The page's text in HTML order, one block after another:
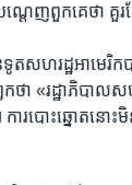
តេញ​ពួក​គេ​ថា ​គួរ​
នទូត​សហ​រដ្ឋ​អាមេ
ថា «រដ្ឋាភិបាល​
ារបោះ​ឆ្នោត​នោ